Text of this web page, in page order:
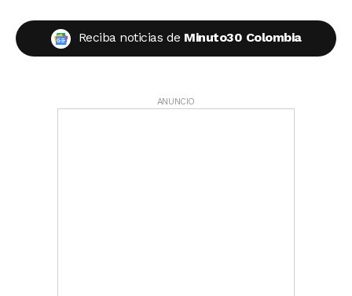
Reciba noticias de Minuto30 Colombia
ANUNCIO